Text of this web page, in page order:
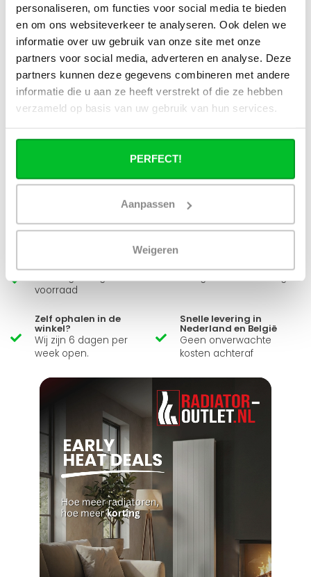
personaliseren, om functies voor social media te bieden
en om ons websiteverkeer te analyseren. Ook delen we
informatie over uw gebruik van onze site met onze
partners voor social media, adverteren en analyse. Deze
partners kunnen deze gegevens combineren met andere
informatie die u aan ze heeft verstrekt of die ze hebben
verzameld op basis van uw gebruik van hun services.
PERFECT!
Aanpassen
Weigeren
Kan ik alle radiatoren op de website
toepassen in combinatie met
stadsverwarming?
Werkt een paneelradiator ook bij 40
graden aanvoertemperatuur?
Simon helpt je graag en kan al je vragen beantwoorden.
Stuur een bericht
voorraad
Zelf ophalen in de
winkel?
Wij zijn 6 dagen per
week open.
Snelle levering in
Nederland en België
Geen onverwachte
kosten achteraf